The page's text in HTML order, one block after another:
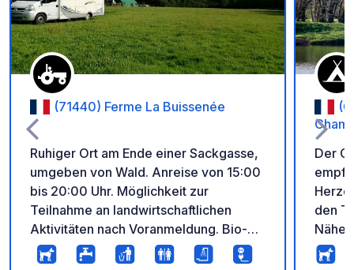
(71440) Ferme La Buissenée
Ruhiger Ort am Ende einer Sackgasse,
umgeben von Wald. Anreise von 15:00
bis 20:00 Uhr. Möglichkeit zur
Teilnahme an landwirtschaftlichen
Aktivitäten nach Voranmeldung. Bio-
Bauernhof mit Eseln, Pferden, Ziegen,
Hunden, Katzen und Hühnern.
Der
den
Nähe
Nord
d'été